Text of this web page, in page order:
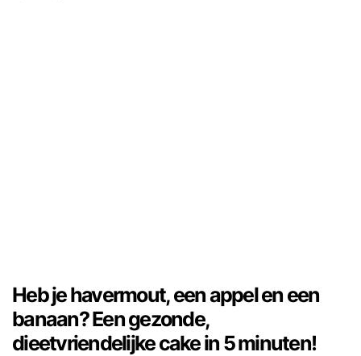
Heb je havermout, een appel en een
banaan? Een gezonde,
dieetvriendelijke cake in 5 minuten!